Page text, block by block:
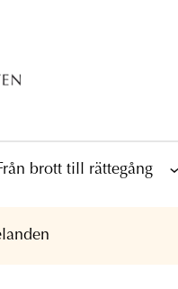
brott till rättegång